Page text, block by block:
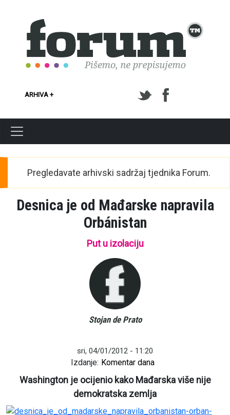
ARHIVA +
Pregledavate arhivski sadržaj tjednika Forum.
Desnica je od Mađarske napravila
Orbánistan
Put u izolaciju
Stojan de Prato
sri, 04/01/2012 - 11:20
Izdanje: Komentar dana
Washington je ocijenio kako Mađarska više nije
demokratska zemlja